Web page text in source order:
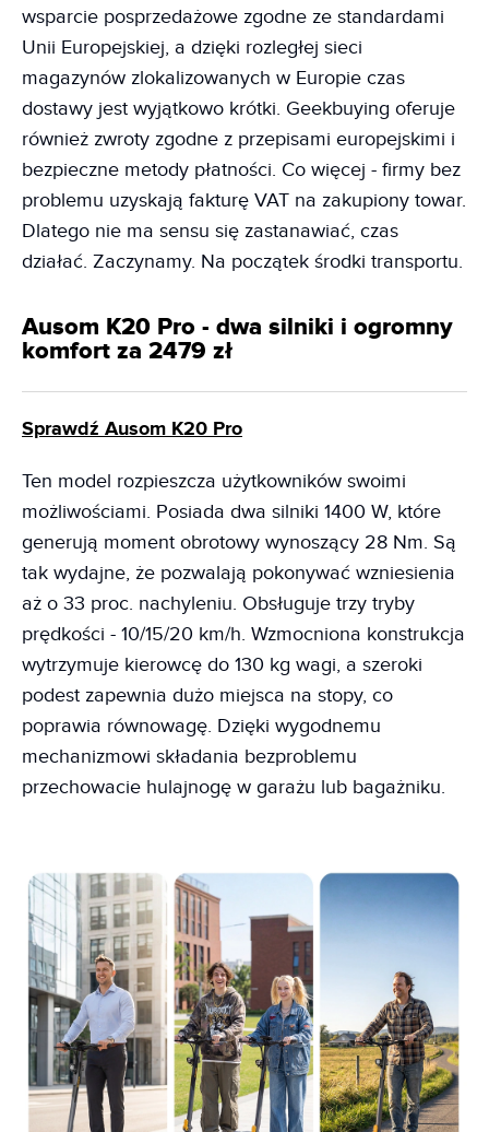
wsparcie posprzedażowe zgodne ze standardami
Unii Europejskiej, a dzięki rozległej sieci
magazynów zlokalizowanych w Europie czas
dostawy jest wyjątkowo krótki. Geekbuying oferuje
również zwroty zgodne z przepisami europejskimi i
bezpieczne metody płatności. Co więcej - firmy bez
problemu uzyskają fakturę VAT na zakupiony towar.
Dlatego nie ma sensu się zastanawiać, czas
działać. Zaczynamy. Na początek środki transportu.
Ausom K20 Pro - dwa silniki i ogromny
komfort za 2479 zł
Sprawdź Ausom K20 Pro
Ten model rozpieszcza użytkowników swoimi
możliwościami. Posiada dwa silniki 1400 W, które
generują moment obrotowy wynoszący 28 Nm. Są
tak wydajne, że pozwalają pokonywać wzniesienia
aż o 33 proc. nachyleniu. Obsługuje trzy tryby
prędkości - 10/15/20 km/h. Wzmocniona konstrukcja
wytrzymuje kierowcę do 130 kg wagi, a szeroki
podest zapewnia dużo miejsca na stopy, co
poprawia równowagę. Dzięki wygodnemu
mechanizmowi składania bezproblemu
przechowacie hulajnogę w garażu lub bagażniku.